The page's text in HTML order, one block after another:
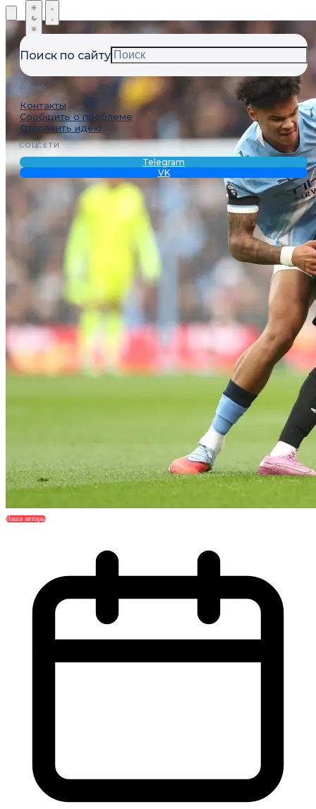
Поиск по сайту
МЕНЮ
Контакты
Сообщить о проблеме
Отправить идею
СОЦСЕТИ
Telegram
VK
Наши авторы